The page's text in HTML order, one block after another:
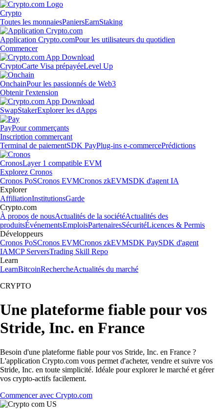
Crypto
Toutes les monnaiesPaniersEarnStaking
Application Crypto.comPour les utilisateurs du quotidien
Commencer
CryptoCarte Visa prépayéeLevel Up
OnchainPour les passionnés de Web3
Obtenir l'extension
SwapStakerExplorer les dApps
PayPour commerçants
Inscription commerçant
Terminal de paiementSDK PayPlug-ins e-commercePrédictions
CronosLayer 1 compatible EVM
Explorez Cronos
Cronos PoSCronos EVMCronos zkEVMSDK d'agent IA
Explorer
AffiliationInstitutionsGarde
Crypto.com
À propos de nousActualités de la sociétéActualités des
produitsÉvénementsEmploisPartenairesSécuritéLicences & Permis
Développeurs
Cronos PoSCronos EVMCronos zkEVMSDK PaySDK d'agent
IAMCP ServersTrading Skill Repo
Learn
LearnBitcoinRechercheActualités du marché
CRYPTO
Une plateforme fiable pour vos
Stride, Inc. en France
Besoin d'une plateforme fiable pour vos Stride, Inc. en France ?
L'application Crypto.com vous permet d'acheter, vendre et suivre vos
Stride, Inc. en toute simplicité. Idéale pour explorer le marché et gérer
vos crypto-actifs facilement.
Commencer avec Crypto.com